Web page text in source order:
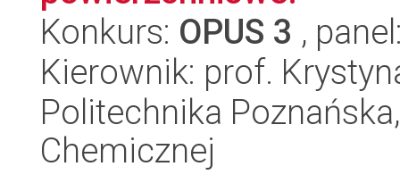
Konkurs: OPUS 3 ,
Kierownik: prof.
Politechnika
Chemicznej